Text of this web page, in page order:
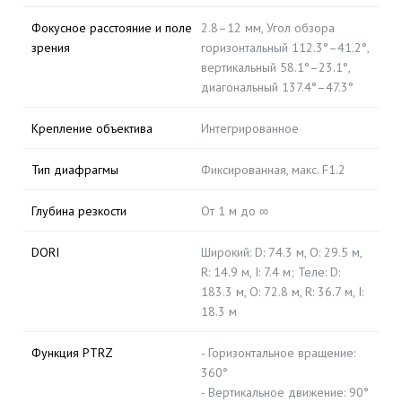
Фокусное расстояние и поле
зрения
2.8–12 мм, Угол обзора
горизонтальный 112.3°–41.2°,
вертикальный 58.1°–23.1°,
диагональный 137.4°–47.3°
Крепление объектива Интегрированное
Тип диафрагмы Фиксированная, макс. F1.2
Глубина резкости От 1 м до ∞
DORI
Широкий: D: 74.3 м, O: 29.5 м,
R: 14.9 м, I: 7.4 м; Теле: D:
183.3 м, O: 72.8 м, R: 36.7 м, I:
18.3 м
Функция PTRZ
- Горизонтальное вращение:
360°
- Вертикальное движение: 90°